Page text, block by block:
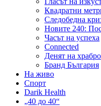
Квадратни
Следобедна
Новите 240:
Часът на успеха
Connected
Денят на
Бранд България
На живо
Спорт
Darik Health
„40 до 40“